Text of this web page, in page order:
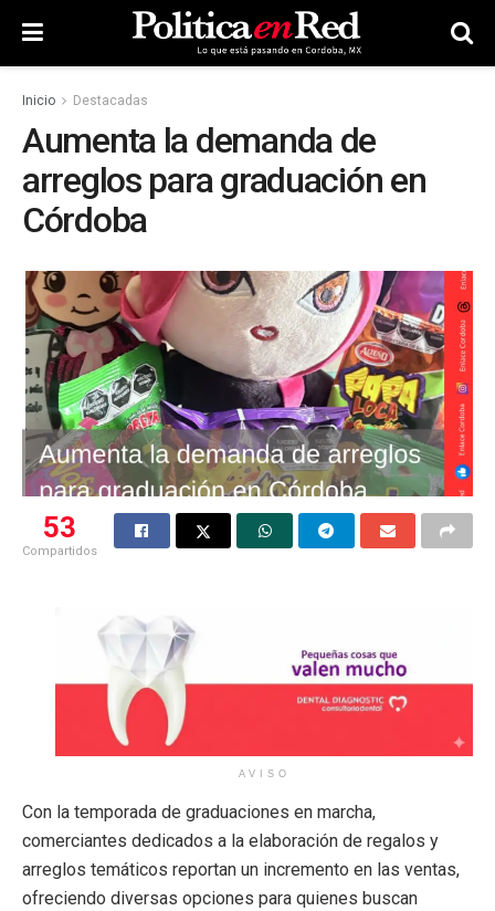
Inicio Destacadas
Aumenta la demanda de
arreglos para graduación en
Córdoba
53
Compartidos
AVISO
Con la temporada de graduaciones en marcha,
comerciantes dedicados a la elaboración de regalos y
arreglos temáticos reportan un incremento en las ventas,
ofreciendo diversas opciones para quienes buscan